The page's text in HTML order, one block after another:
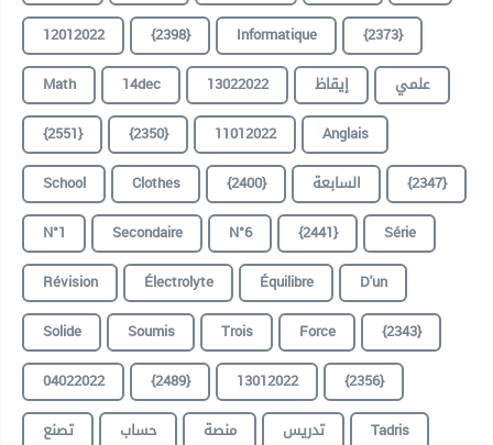
12012022
{2398} Informatique
{2373}
Math
14dec 13022022 إيقاظ
علمي
{2551}
{2350} 11012022
Anglais
School
Clothes {2400} السابعة
{2347}
N°1
Secondaire N°6 {2441}
Série
Révision
Électrolyte Équilibre
D'un
Solide
Soumis Trois Force
{2343}
04022022
{2489} 13012022
{2356}
تصنع
حساب منصة تدريس
Tadris